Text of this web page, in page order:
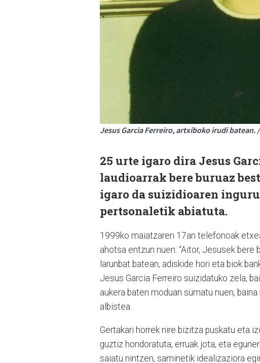
Jesus Garcia Ferreiro, artxiboko irudi batean.
25 urte igaro dira Jesus
laudioarrak bere buruaz
igaro da suizidioaren
pertsonaletik abiatuta.
1999ko maiatzaren 17an telefonoak
ahotsa entzun nuen: “Aitor, Jesusek bere
larunbat batean, adiskide hori eta biok
Jesus Garcia Ferreiro suizidatuko zela,
aukera baten moduan sumatu nuen,
albistea.
Gertakari horrek nire bizitza puskatu eta
guztiz hondoratuta, erruak jota, eta
saiatu nintzen, saminetik idealizaziora